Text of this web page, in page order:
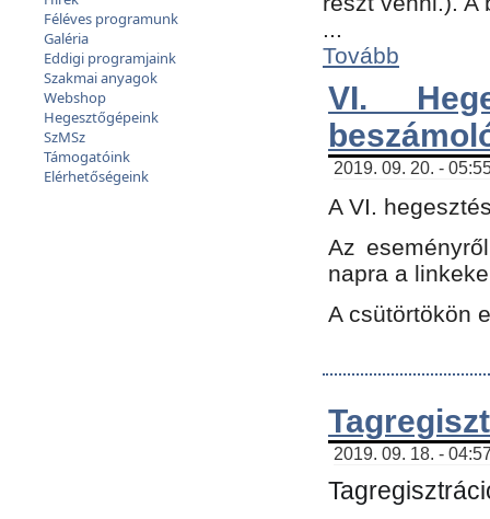
Féléves programunk
Galéria
Eddigi programjaink
Szakmai anyagok
Webshop
Hegesztőgépeink
SzMSz
Támogatóink
Elérhetőségeink
...
Tovább
VI.
2019. 09. 20. -
A VI.
Az
napra a
A csütörtökön
2019. 09. 18. -